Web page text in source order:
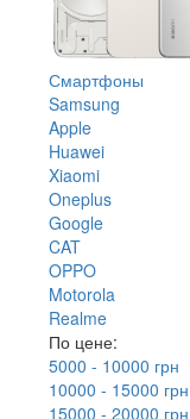
Смартфоны
Samsung
Apple
Huawei
Xiaomi
Oneplus
Google
CAT
OPPO
Motorola
Realme
По цене:
5000 - 10000 грн
10000 - 15000 грн
15000 - 20000 грн